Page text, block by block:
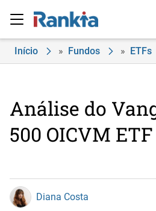
Início » Fundos » ETFs
Análise do
500 OICVM
Diana Costa